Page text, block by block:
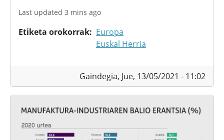
Last updated 3 mins ago
Etiketa orokorrak
Europa
Euskal Herria
Gaindegia, Jue, 13/05/2021 - 11:02